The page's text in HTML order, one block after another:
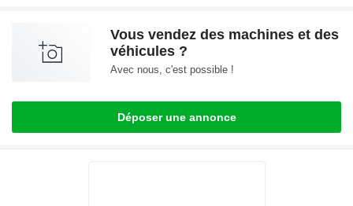
Vous vendez des machines et des
véhicules ?
Avec nous, c'est possible !
Déposer une annonce